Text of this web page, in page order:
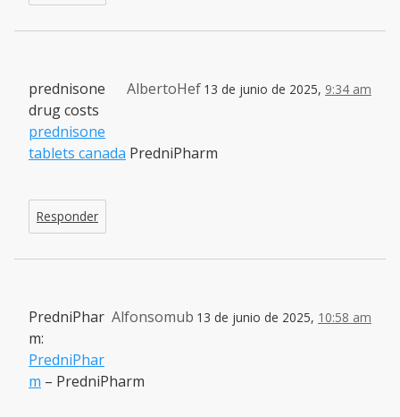
AlbertoHef 13 de junio de 2025, 9:34 am
prednisone
drug costs
prednisone
tablets canada PredniPharm
Responder
Alfonsomub 13 de junio de 2025, 10:58 am
PredniPhar
m:
PredniPhar
m – PredniPharm